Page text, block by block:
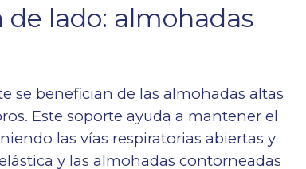
lado: almohadas
se benefician de las almohadas altas
Este soporte ayuda a mantener el
las vías respiratorias abiertas y
y las almohadas contorneadas